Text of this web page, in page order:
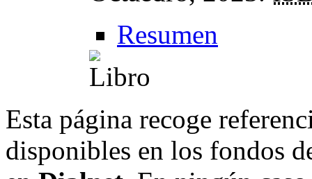
Resumen
Esta página recoge
disponibles en los fondos